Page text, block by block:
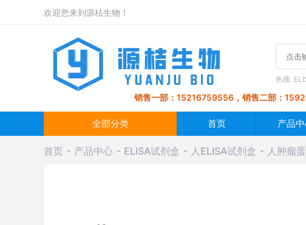
欢迎您来到源桔生物！
热搜:
销售一部：15216759556，销售二部：
全部分类 首页 产品
首页 产品中心 ELISA试剂盒 人ELISA试剂盒 人肿瘤